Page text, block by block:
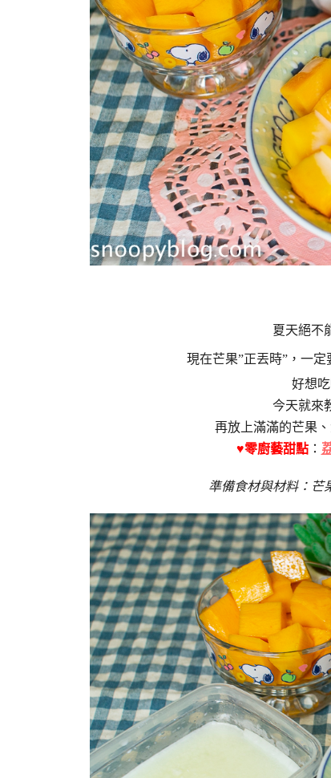
夏天絕不
現在芒果”正丟時”，一
好想
今天就來
再放上滿滿的芒果
♥零廚藝甜點：
準備食材與材料：芒